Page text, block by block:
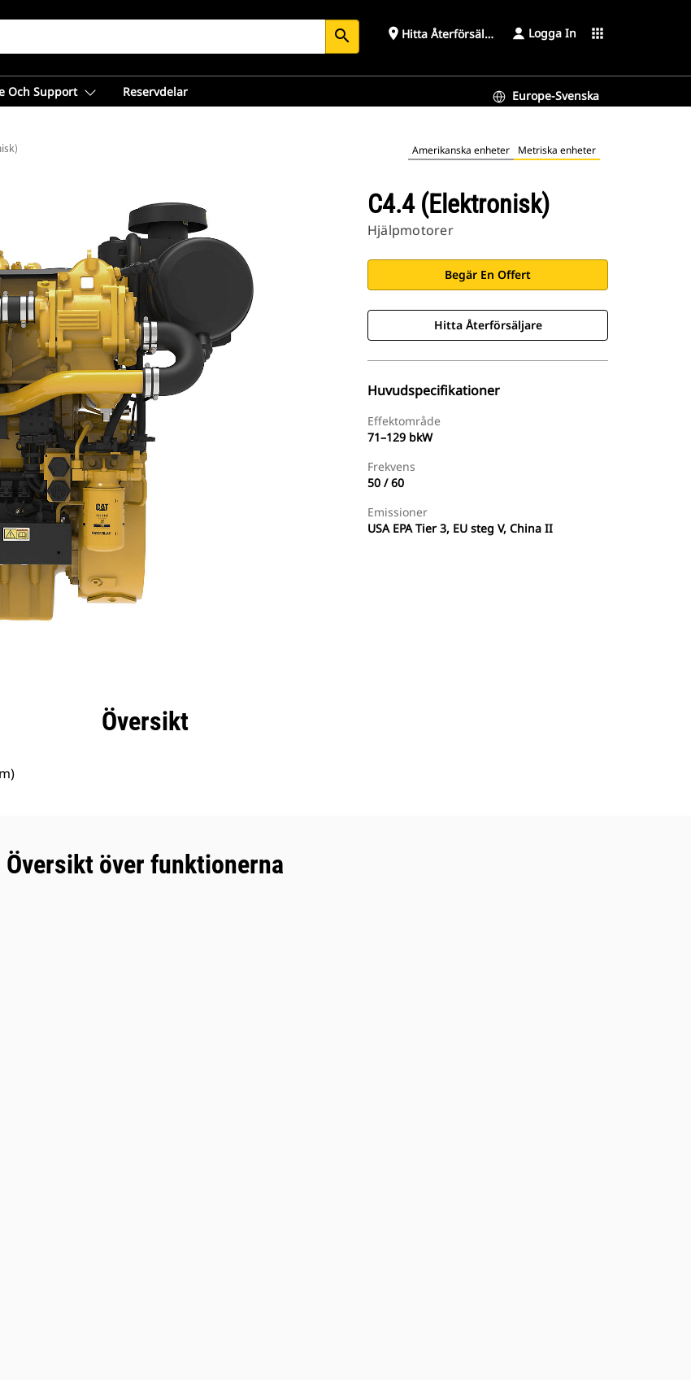
search place Hitta Återförsäljare Logga In apps
Och Support Reservdelar Europe-Svenska
Amerikanska enheter Metriska enheter
C4.4 (elektronisk)
Hjälpmotorer
Begär En Offert
Hitta Återförsäljare
Huvudspecifikationer
Effektområde
71–129 bkW
Frekvens
50 / 60
Emissioner
USA EPA Tier 3, EU steg V, China II
SpecifikationerÖversikt
Översikt över funktionerna